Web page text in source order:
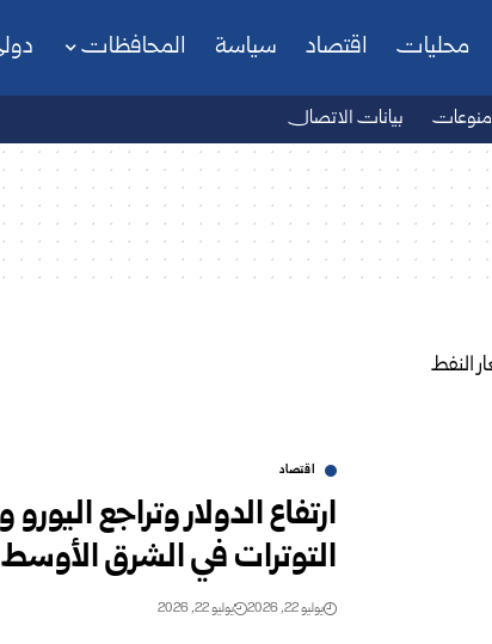
محليات اقتصاد سياسة المحافظات
منوعات بيانات الاتصال
اقتصاد
ارتفاع الدولار وتراجع
التوترات في الشرق الأوسط
يوليو 22, 2026 يوليو 22, 2026